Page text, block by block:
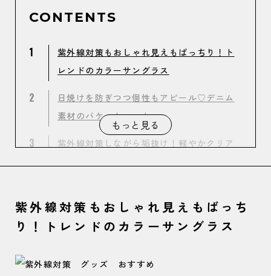
CONTENTS
1
紫外線対策もおしゃれ見えもばっちり！ト
レンドのカラーサングラス
2
日焼けを防ぎつつ個性もアピール♡デニム
素材のバケットハット
3
紫外線対策しながら垢抜け！軽やかクリア
折りたたみ傘
BEAMSオリジナルデザイン！涼しげメッシ
もっと見る
紫外線対策もおしゃれ見えもばっち
り！トレンドのカラーサングラス